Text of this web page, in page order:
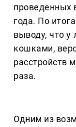
проведенных
года. По
выводу, что у
кошками,
расстройств
раза.
Одним из